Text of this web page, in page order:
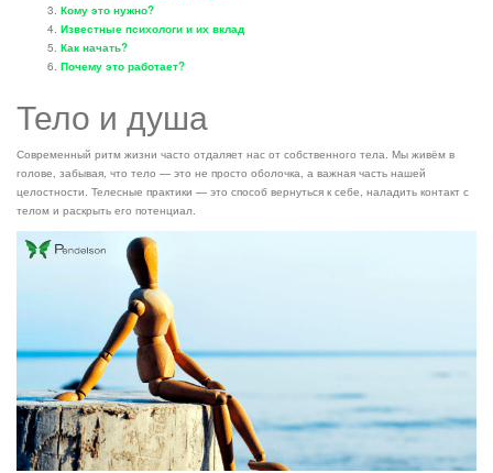
Кому это нужно?
Известные психологи и их вклад
Как начать?
Почему это работает?
Тело и душа
Современный ритм жизни часто отдаляет нас от собственного тела. Мы живём в
голове, забывая, что тело — это не просто оболочка, а важная часть нашей
целостности. Телесные практики — это способ вернуться к себе, наладить контакт с
телом и раскрыть его потенциал.